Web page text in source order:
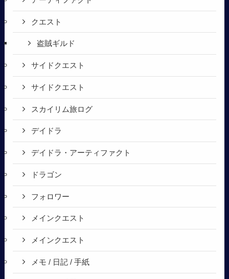
クエスト
盗賊ギルド
サイドクエスト
サイドクエスト
スカイリム旅ログ
デイドラ
デイドラ・アーティファクト
ドラゴン
フォロワー
メインクエスト
メインクエスト
メモ / 日記 / 手紙